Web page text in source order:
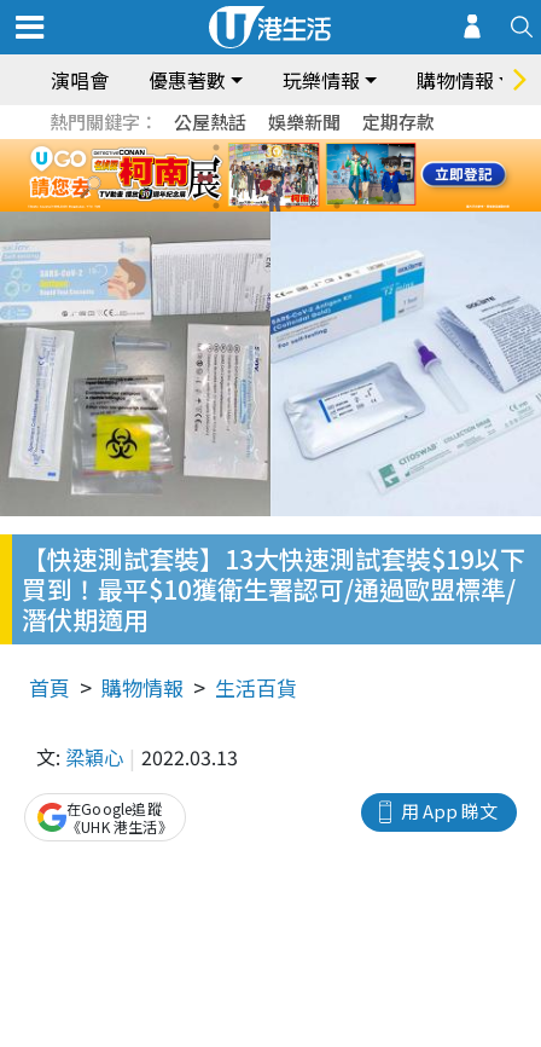
演唱會 優惠著數 玩樂情報 購物情報
熱門關鍵字： 公屋熱話 娛樂新聞 定期存款
【快速測試套裝】13大快速測試套裝$19以下
買到！最平$10獲衛生署認可/通過歐盟標準/
潛伏期適用
首頁 購物情報 生活百貨
文: 梁穎心 2022.03.13
用 App 睇文
在Google追蹤
《UHK 港生活》